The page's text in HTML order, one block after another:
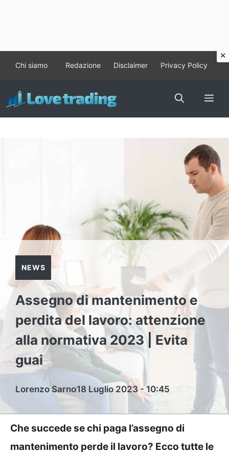
contenuto
Chi siamo Redazione Disclaimer Privacy Policy
NEWS
Assegno di mantenimento e
perdita del lavoro: attenzione
alla normativa 2023 | Evita
guai
Lorenzo Sarno18 Luglio 2023 - 10:45
Che succede se chi paga l’assegno di
mantenimento perde il lavoro? Ecco tutte le